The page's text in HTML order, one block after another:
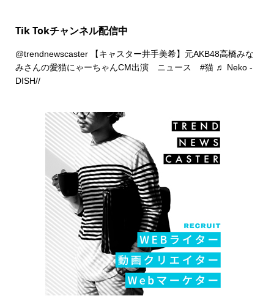
Tik Tokチャンネル配信中
@trendnewscaster【キャスター井手美希】元AKB48高橋みな
みさんの愛猫にゃーちゃんCM出演 ニュース #猫 ♬ Neko -
DISH//